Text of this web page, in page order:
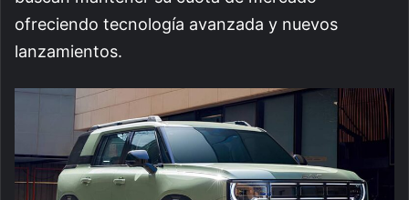
ofreciendo tecnología avanzada y nuevos
lanzamientos.